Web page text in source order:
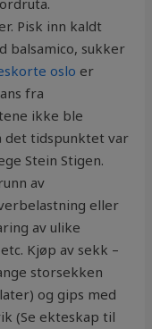
Pisk inn kaldt
balsamico, sukker
oslo er
fra
ikke ble
det tidspunktet var
Stein Stigen.
av
eller
av ulike
Kjøp av sekk –
storsekken
og gips med
(Se ekteskap til